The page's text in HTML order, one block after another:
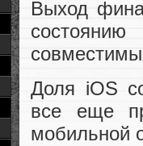
Выход
Доля iOS
все еще
мобильной